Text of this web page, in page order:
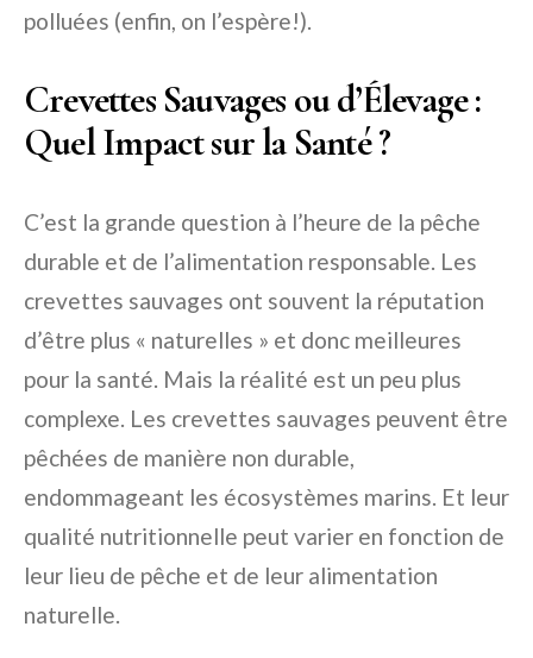
polluées (enfin, on l’espère!).
Crevettes Sauvages ou d’Élevage :
Quel Impact sur la Santé ?
C’est la grande question à l’heure de la pêche
durable et de l’alimentation responsable. Les
crevettes sauvages ont souvent la réputation
d’être plus « naturelles » et donc meilleures
pour la santé. Mais la réalité est un peu plus
complexe. Les crevettes sauvages peuvent être
pêchées de manière non durable,
endommageant les écosystèmes marins. Et leur
qualité nutritionnelle peut varier en fonction de
leur lieu de pêche et de leur alimentation
naturelle.